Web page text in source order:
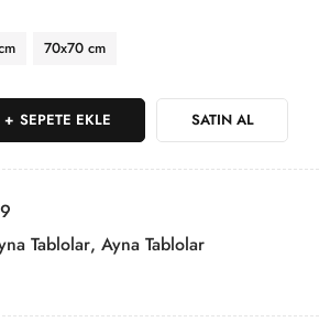
70x70 cm
SEPETE EKLE SATIN AL
Tablolar, Ayna Tablolar